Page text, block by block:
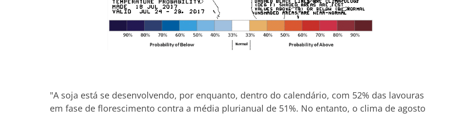
"A soja está se desenvolvendo, por enquanto, dentro do calendário, com 52% das lavouras
em fase de florescimento contra a média plurianual de 51%. No entanto, o clima de agosto